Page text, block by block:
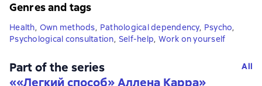
Genres and tags
Health, Own methods, Pathological dependency, Psycho,
Psychological consultation, Self-help, Work on yourself
Part of the series
««Легкий способ» Аллена Карра»
All